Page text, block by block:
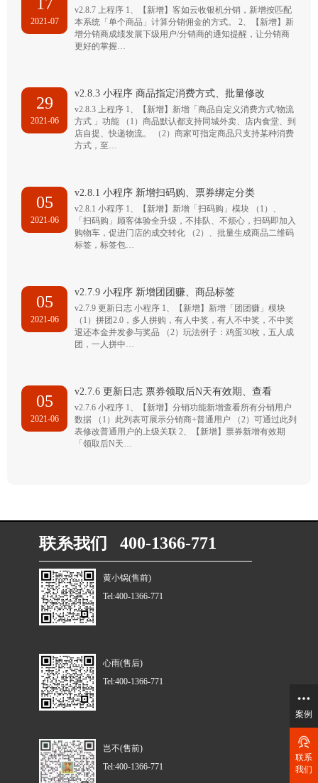
2021-07
v2.8.7 上程序 1、【新增】客如云收银机分销，新增按匹配
本系统「单个商品」计算分销佣金的方式。 2、【新增】新
增分销商成绩发展下级用户/分销商的通知提醒，让分销商
更好的掌握…
29
2021-06
v2.8.3 小程序 商品指定消费方式、批量修改
v2.8.3 上程序 1、【新增】新增「商品自定义消费方式/物流
方式 」功能 （1）商品默认都支持同城外卖、店内食堂、到
店自提、快递物流。 （2）商家可指定商品只支持某种消费
方式，至…
05
2021-06
v2.8.1 小程序 新增扫码购、票券绑定分类
v2.8.1 小程序 1、【新增】新增「扫码购」模块 （1）、
「扫码购」顾客体验全升级，不排队、不烦心，扫码即加入
购物车，促进门店的成交转化 （2）、批量生成商品二维码
标签，标签包…
05
2021-06
v2.7.9 小程序 新增团团赚、商品标签
v2.7.9 更新日志 小程序 1、【新增】新增「团团赚」模块
（1）拼团2.0，多人拼购，有人中奖，有人不中奖，不中奖
退还本金并发参与奖品 （2）玩法例子：鸡蛋30枚，五人成
团，一人拼中…
05
2021-06
v2.7.6 更新日志 票券领取后N天有效期、查看
v2.7.6 小程序 1、【新增】分销功能新增查看所有分销用户
数据 （1）此列表可展示分销商+普通用户 （2）可通过此列
表修改普通用户的上级关联 2、【新增】票券新增有效期
「领取后N天…
联系我们 400-1366-771
黄小锅(售前)
Tel:400-1366-771
心雨(售后)
Tel:400-1366-771
岂不(售前)
Tel:400-1366-771
案例
联系
我们